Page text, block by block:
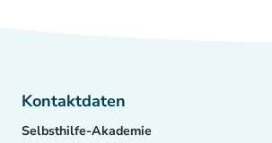
Kontaktdaten
Selbsthilfe-Akademie